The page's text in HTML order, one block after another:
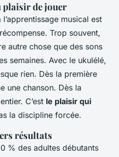
plaisir de jouer
l’apprentissage musical est
Trop souvent,
autre chose que des sons
semaines. Avec le ukulélé,
rien. Dès la première
une chanson. Dès la
C’est le plaisir qui
la discipline forcée.
résultats
% des adultes débutants